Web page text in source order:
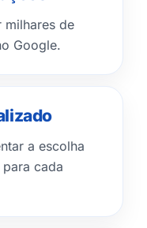
de
Google.
a escolha
cada